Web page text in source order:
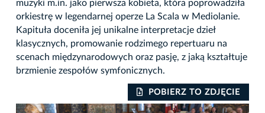
muzyki m.in. jako pierwsza kobieta, która poprowadziła
orkiestrę w legendarnej operze La Scala w Mediolanie.
Kapituła doceniła jej unikalne interpretacje dzieł
klasycznych, promowanie rodzimego repertuaru na
scenach międzynarodowych oraz pasję, z jaką kształtuje
brzmienie zespołów symfonicznych.
POBIERZ TO ZDJĘCIE